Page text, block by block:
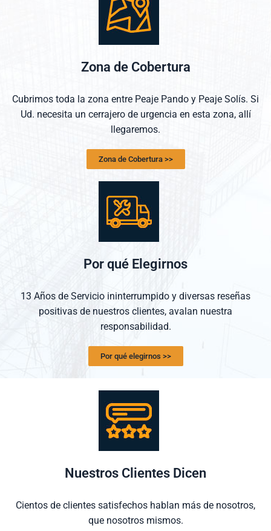
Zona de Cobertura
Cubrimos toda la zona entre Peaje Pando y Peaje Solís. Si
Ud. necesita un cerrajero de urgencia en esta zona, allí
llegaremos.
Zona de Cobertura >>
Por qué Elegirnos
13 Años de Servicio ininterrumpido y diversas reseñas
positivas de nuestros clientes, avalan nuestra
responsabilidad.
Por qué elegirnos >>
Nuestros Clientes Dicen
Cientos de clientes satisfechos hablan más de nosotros,
que nosotros mismos.